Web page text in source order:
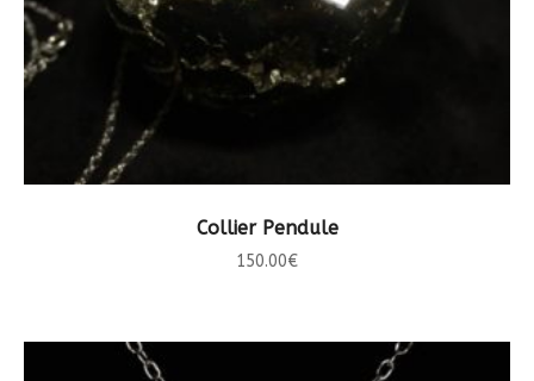
CHOIX DES OPTIONS
Collier Pendule
150.00€